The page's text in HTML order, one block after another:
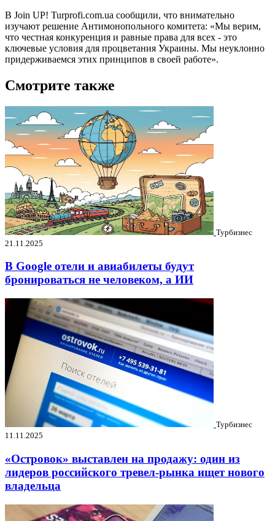
В Join UP! Turprofi.com.ua сообщили, что внимательно
изучают решение Антимонопольного комитета: «Мы верим,
что честная конкуренция и равные права для всех - это
ключевые условия для процветания Украины. Мы неуклонно
придерживаемся этих принципов в своей работе».
Смотрите также
Турбизнес
21.11.2025
В Google отели и авиабилеты будут
бронироваться не человеком, а ИИ
Турбизнес
11.11.2025
«Островок» выставлен на продажу: один из
лидеров российского тревел-рынка ищет нового
владельца